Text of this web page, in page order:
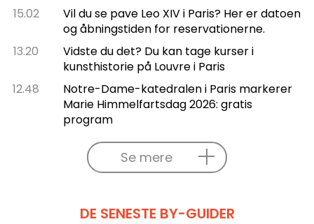
15.02
Vil du se pave Leo XIV i Paris? Her er datoen
og åbningstiden for reservationerne.
13.20
Vidste du det? Du kan tage kurser i
kunsthistorie på Louvre i Paris
12.48
Notre-Dame-katedralen i Paris markerer
Marie Himmelfartsdag 2026: gratis
program
Se mere
DE SENESTE BY-GUIDER